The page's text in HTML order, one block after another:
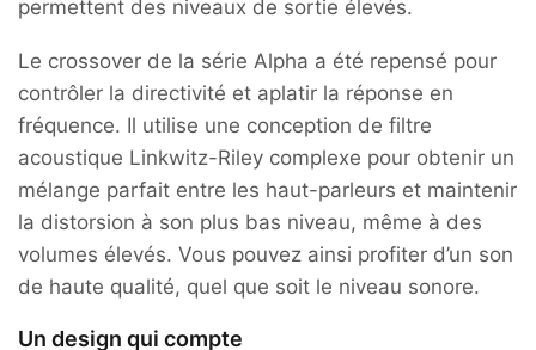
permettent des niveaux de sortie élevés.
Le crossover de la série Alpha a été repensé pour
contrôler la directivité et aplatir la réponse en
fréquence. Il utilise une conception de filtre
acoustique Linkwitz-Riley complexe pour obtenir un
mélange parfait entre les haut-parleurs et maintenir
la distorsion à son plus bas niveau, même à des
volumes élevés. Vous pouvez ainsi profiter d’un son
de haute qualité, quel que soit le niveau sonore.
Un design qui compte